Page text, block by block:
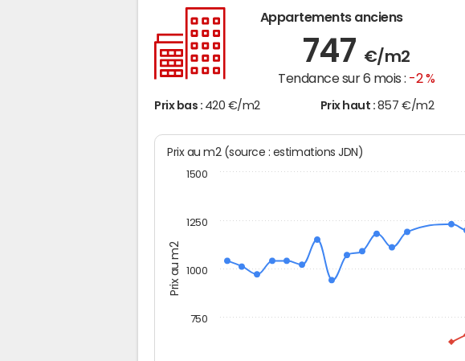
Appartements anciens
747 €/m2
Tendance sur 6 mois : -2 %
Prix bas : 420 €/m2 Prix haut : 857 €/m2
Prix au m2
Prix au m2 (source : estimations JDN)
1000
750
1250
1500